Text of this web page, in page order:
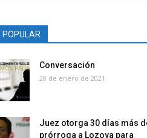
POPULAR
Conversación
20 de enero de 2021
Juez otorga 30 días más
prórroga a Lozoya para